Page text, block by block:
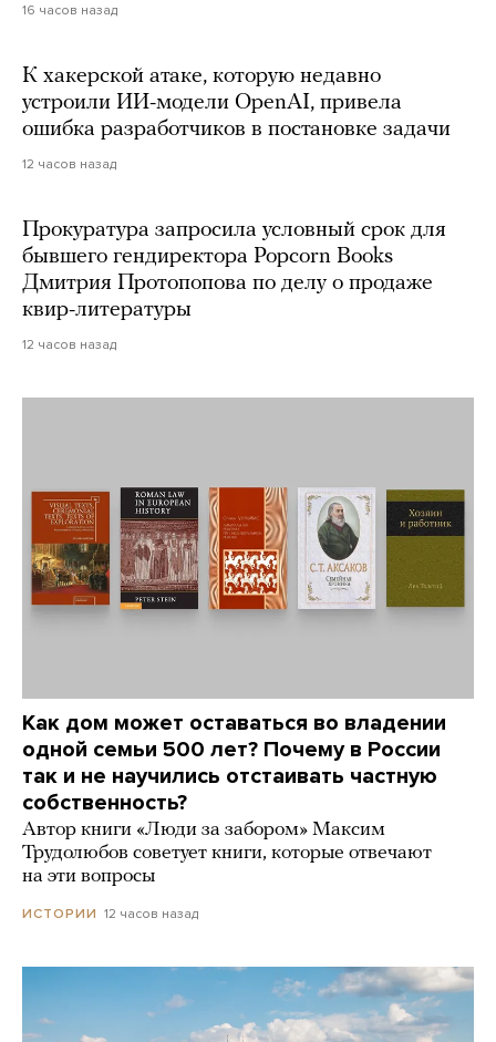
16 часов назад
К хакерской атаке, которую недавно
устроили ИИ-модели OpenAI, привела
ошибка разработчиков в постановке задачи
12 часов назад
Прокуратура запросила условный срок для
бывшего гендиректора Popcorn Books
Дмитрия Протопопова по делу о продаже
квир-литературы
12 часов назад
Как дом может оставаться во владении
одной семьи 500 лет? Почему в России
так и не научились отстаивать частную
собственность?
Автор книги «Люди за забором» Максим
Трудолюбов советует книги, которые отвечают
на эти вопросы
ИСТОРИИ 12 часов назад